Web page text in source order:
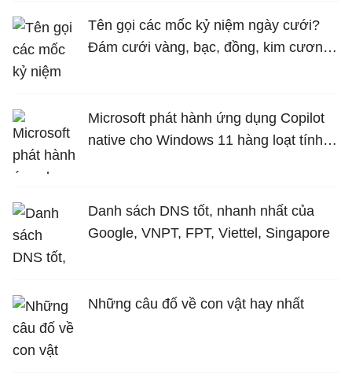
Tên gọi các mốc kỷ niệm ngày cưới?
Đám cưới vàng, bạc, đồng, kim cương
Microsoft phát hành ứng dụng Copilot
native cho Windows 11 hàng loạt tính
Danh sách DNS tốt, nhanh nhất của
Google, VNPT, FPT, Viettel, Singapore
Những câu đố về con vật hay nhất